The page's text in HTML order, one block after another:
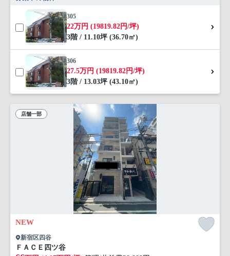
305
22万円 (19819.82円/坪)
3階 / 11.10坪 (36.70㎡)
306
27.5万円 (19819.82円/坪)
3階 / 13.03坪 (43.10㎡)
店舗一部
NEW
新宿区四谷
ＦＡＣＥ四ツ谷